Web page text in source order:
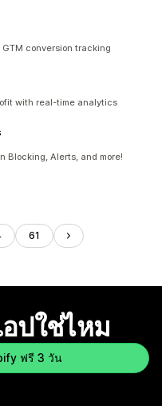
conversion tracking
with real-time analytics
Blocking, Alerts, and more!
61
ปใช่ไหม
ฟรี 3 วัน